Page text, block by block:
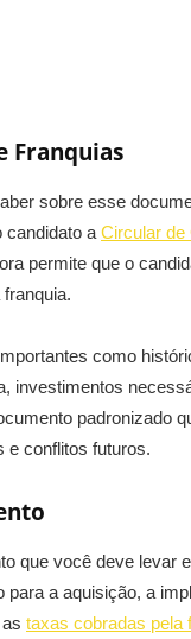
Franquias
sobre esse
candidato a Circular de
permite que o
como
investimentos
padronizado
e conflitos futuros.
que você deve levar
a aquisição, a
taxas cobradas pela